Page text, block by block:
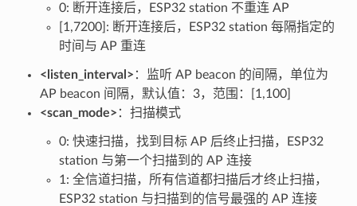
0: 断开连接后，ESP32 station 不重连 AP
[1,7200]: 断开连接后，ESP32 station 每隔指定的
时间与 AP 重连
<listen_interval> ：监听 AP beacon 的间隔，单位为
AP beacon 间隔，默认值：3，范围：[1,100]
<scan_mode> ：扫描模式
0: 快速扫描，找到目标 AP 后终止扫描，ESP32
station 与第一个扫描到的 AP 连接
1: 全信道扫描，所有信道都扫描后才终止扫描，
ESP32 station 与扫描到的信号最强的 AP 连接